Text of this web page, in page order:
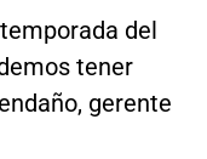
del
tener
gerente